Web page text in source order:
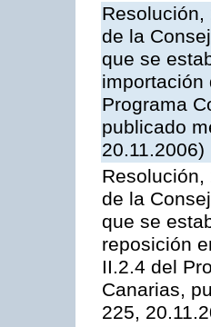
de la
que se
importación
Programa
publicado
20.11.2006)
de la
que se
reposición
II.2.4 del
Canarias,
225,